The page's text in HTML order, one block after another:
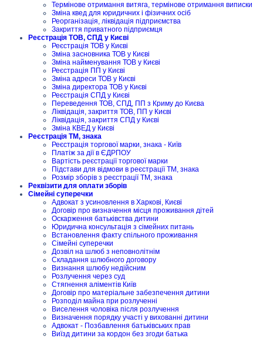
Термінове отримання витяга, термінове отримання виписки
Зміна квед для юридичних і фізичних осіб
Реорганізація, ліквідація підприємства
Закриття приватного підприємця
Реєстрація ТОВ, СПД у Києві
Реєстрація ТОВ у Києві
Зміна засновника ТОВ у Києві
Зміна найменування ТОВ у Києві
Реєстрація ПП у Києві
Зміна адреси ТОВ у Києві
Зміна директора ТОВ у Києві
Реєстрація СПД у Києві
Переведення ТОВ, СПД, ПП з Криму до Києва
Ліквідація, закриття ТОВ, ПП у Києві
Ліквідація, закриття СПД у Києві
Зміна КВЕД у Києві
Реєстрація ТМ, знака
Реєстрація торгової марки, знака - Київ
Платіж за дії в ЄДРПОУ
Вартість реєстрації торгової марки
Підстави для відмови в реєстрації ТМ, знака
Розмір зборів з реєстрації ТМ, знака
Реквізити для оплати зборів
Сімейні суперечки
Адвокат з усиновлення в Харкові, Києві
Договір про визначення місця проживання дітей
Оскарження батьківства дитини
Юридична консультація з сімейних питань
Встановлення факту спільного проживання
Сімейні суперечки
Дозвіл на шлюб з неповнолітнім
Складання шлюбного договору
Визнання шлюбу недійсним
Розлучення через суд
Стягнення аліментів Київ
Договір про матеріальне забезпечення дитини
Розподіл майна при розлученні
Виселення чоловіка після розлучення
Визначення порядку участі у вихованні дитини
Адвокат - Позбавлення батьківських прав
Виїзд дитини за кордон без згоди батька